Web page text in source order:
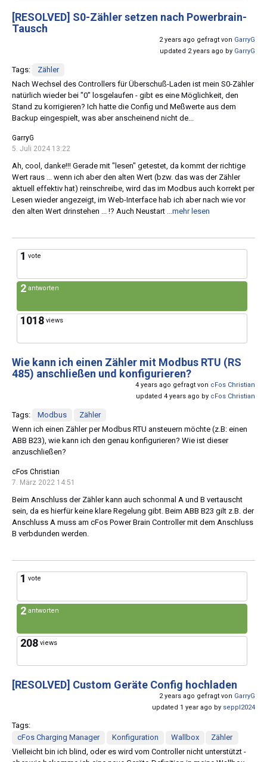
[RESOLVED] S0-Zähler setzen nach Powerbrain-
Tausch
2 years ago gefragt von GarryG
updated 2 years ago by GarryG
Tags:
Zähler
Nach Wechsel des Controllers für Überschuß-Laden ist mein S0-Zähler
natürlich wieder bei "0" losgelaufen - gibt es eine Möglichkeit, den
Stand zu korrigieren? Ich hatte die Config und Meßwerte aus dem
Backup eingespielt, was aber anscheinend nicht de...
GarryG
5. Juli 2024 13:22
Ah, cool, danke!!! Gerade mit "lesen" getestet, da kommt der richtige
Wert raus ... wenn ich aber den alten Wert (bzw. das was der Zähler
aktuell effektiv hat) reinschreibe, wird das im Modbus auch korrekt per
Lesen wieder angezeigt, im Web-Interface hab ich aber nach wie vor
den alten Wert drinstehen ... !? Auch Neustart
...mehr lesen
1 vote
2 antworten
1018 views
Wie kann ich einen Zähler mit Modbus RTU (RS
485) anschließen und konfigurieren?
4 years ago gefragt von cFos Christian
updated 4 years ago by cFos Christian
Tags: Modbus
Zähler
Wenn ich einen Zähler per Modbus RTU ansteuern möchte (z.B: einen
ABB B23), wie kann ich den genau konfigurieren? Wie ist dieser
anzuschließen?
cFos Christian
7. März 2022 14:51
Beim Anschluss der Zähler kann auch schonmal A und B vertauscht
sein, da es hierfür keine klare Regelung gibt. Beim ABB B23 gilt z.B. der
Anschluss A muss am cFos Power Brain Controller mit dem Anschluss
B verbdunden werden.
1 vote
2 antworten
208 views
[RESOLVED] Custom Geräte Config hochladen
2 years ago gefragt von GarryG
updated 1 year ago by seppl2024
Tags:
cFos Charging Manager
Konfiguration Wallbox
Zähler
Vielleicht bin ich blind, oder es wird vom Controller nicht unterstützt -